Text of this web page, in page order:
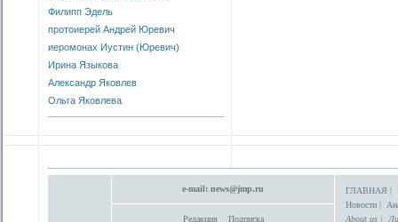
Филипп Эдель
протоиерей Андрей Юревич
иеромонах Иустин (Юревич)
Ирина Языкова
Александр Яковлев
Ольга Яковлева
e-mail: news@jmp.ru
Редакция Подписка
ГЛАВНАЯ |
Новости |
About us |